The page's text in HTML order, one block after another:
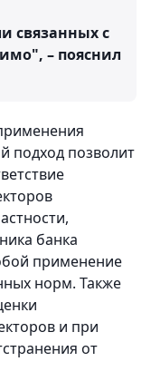
связанных с
– пояснил
подход позволит
банка
применение
норм. Также
и при
от